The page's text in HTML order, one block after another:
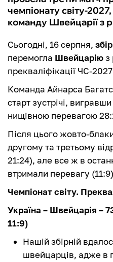
чемпіонату світу-
команду Швейцарії з
Сьогодні, 16 серпня,
перемогла Швейцаріюз
прекваліфікації ЧС-
Команда Айнарса
старт зустрічі,
нищівною перевагою
Після цього жовто-
другому та третьому
21:24), але все ж в
втримали перевагу
Чемпіонат світу.
Україна – Швейцарія –
11:9)
Нашій збірній
швейцарців, адже в